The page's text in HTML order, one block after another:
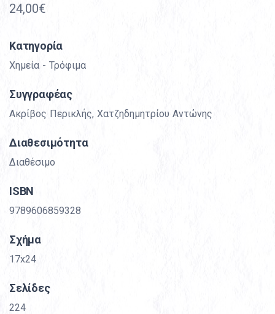
24,00€
Κατηγορία
Χημεία - Τρόφιμα
Συγγραφέας
Ακρίβος Περικλής, Χατζηδημητρίου Αντώνης
Διαθεσιμότητα
Διαθέσιμο
ISBN
9789606859328
Σχήμα
17x24
Σελίδες
224